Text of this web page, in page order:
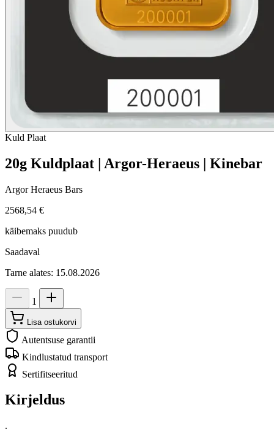
Kuld Plaat
20g Kuldplaat | Argor-Heraeus | Kinebar
Argor Heraeus Bars
2568,54 €
käibemaks puudub
Saadaval
Tarne alates: 15.08.2026
1
Lisa ostukorvi
Autentsuse garantii
Kindlustatud transport
Sertifitseeritud
Kirjeldus
.